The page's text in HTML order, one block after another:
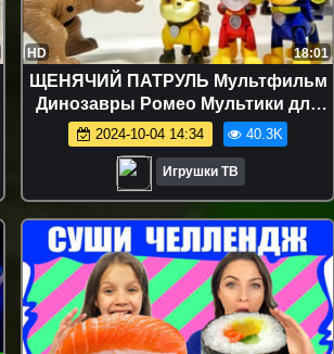
HD 18:01
ЩЕНЯЧИЙ ПАТРУЛЬ Мультфильм
Динозавры Ромео Мультики для
детей Герои в масках Игрушки Paw
Patrol
2024-10-04 14:34 40.3K
Игрушки ТВ